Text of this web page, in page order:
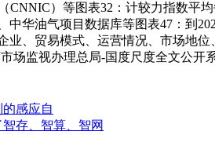
CNNIC）等图表32：计较力指数
中华油气项目数据库等图表47：到
业、贸易模式、运营情况、市场地
场监视办理总局-国度尺度全文公
感应自
存、智算、智网